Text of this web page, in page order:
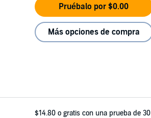
Pruébalo por $0.00
Más opciones de compra
$14.80 o gratis con una prueba de 30